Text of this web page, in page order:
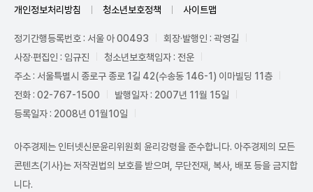
개인정보처리방침 청소년보호정책 사이트맵
정기간행등록번호 : 서울 아 00493
회장·발행인 : 곽영길
사장·편집인 : 임규진
청소년보호책임자 : 전운
주소 : 서울특별시 종로구 종로 1길 42(수송동 146-1) 이마빌딩 11층
전화 : 02-767-1500
발행일자 : 2007년 11월 15일
등록일자 : 2008년 01월10일
아주경제는 인터넷신문윤리위원회 윤리강령을 준수합니다. 아주경제의 모든
콘텐츠(기사)는 저작권법의 보호를 받으며, 무단전재, 복사, 배포 등을 금지합
니다.